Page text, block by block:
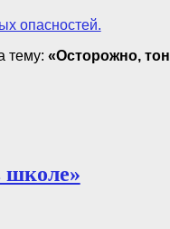
тему: «Осторожно,
школе»